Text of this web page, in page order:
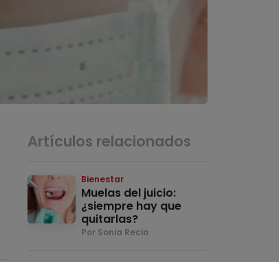
Artículos relacionados
Bienestar
Muelas del juicio:
¿siempre hay que
quitarlas?
Por Sonia Recio